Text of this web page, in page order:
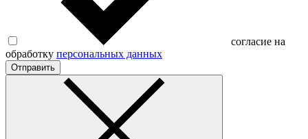
согласие на
обработку персональных данных
Отправить